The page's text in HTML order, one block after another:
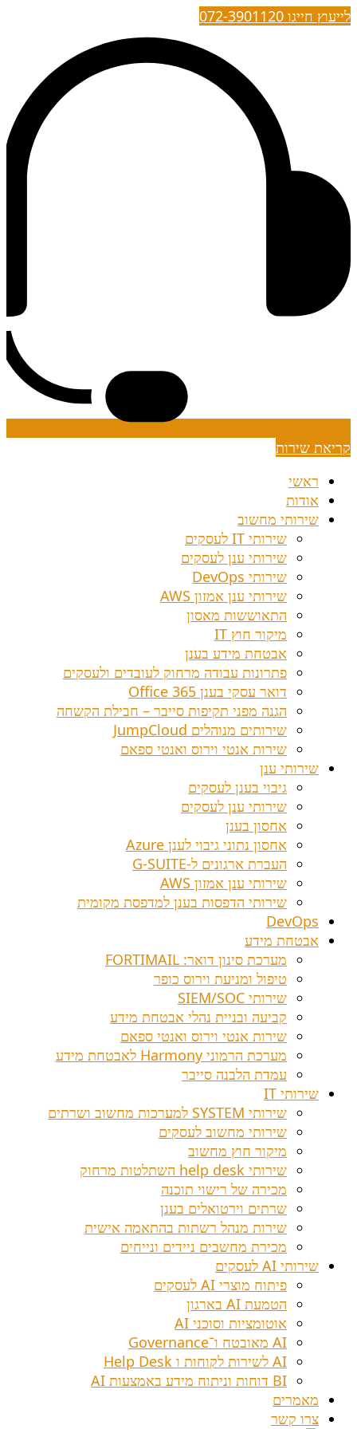
לייעוץ חייגו 072-3901120
קריאת שירות
ראשי
אודות
שירותי מחשוב
שירותי IT לעסקים
שירותי ענן לעסקים
שירותי DevOps
שירותי ענן אמזון AWS
התאוששות מאסון
מיקור חוץ IT
אבטחת מידע בענן
פתרונות עבודה מרחוק לעובדים ולעסקים
דואר עסקי בענן Office 365
הגנה מפני תקיפות סייבר – חבילת הקשחה
שירותים מנוהלים JumpCloud
שירות אנטי וירוס ואנטי ספאם
שירותי ענן
גיבוי בענן לעסקים
שירותי ענן לעסקים
אחסון בענן
אחסון נתוני גיבוי לענן Azure
העברת ארגונים ל-G-SUITE
שירותי ענן אמזון AWS
שירותי הדפסות בענן למדפסת מקומית
DevOps
אבטחת מידע
מערכת סינון דואר: FORTIMAIL
טיפול ומניעת וירוס כופר
שירותי SIEM/SOC
קביעה ובניית נהלי אבטחת מידע
שירות אנטי וירוס ואנטי ספאם
מערכת הרמוני Harmony לאבטחת מידע
עמדת הלבנה סייבר
שירותי IT
שירותי SYSTEM למערכות מחשוב ושרתים
שירותי מחשוב לעסקים
מיקור חוץ מחשוב
שירותי help desk השתלטות מרחוק
מכירה של רישוי תוכנה
שרתים וירטואלים בענן
שירות מנהל רשתות בהתאמה אישית
מכירת מחשבים ניידים ונייחים
שירותי AI לעסקים
פיתוח מוצרי AI לעסקים
הטמעת AI בארגון
אוטומציות וסוכני AI
AI מאובטח ו־Governance
AI לשירות לקוחות ו Help Desk
BI דוחות וניתוח מידע באמצעות AI
מאמרים
צרו קשר